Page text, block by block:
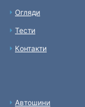
Огляди
Тести
Контакти
Автошини